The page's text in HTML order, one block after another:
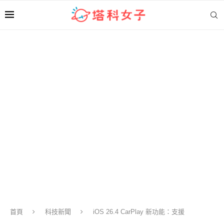
首頁 科技新聞
iOS 26.4 CarPlay 新功能：支援